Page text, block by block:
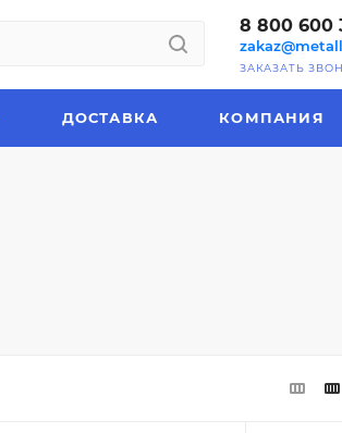
8 800 600
ЗАКАЗАТЬ
ДОСТАВКА КОМПАНИЯ